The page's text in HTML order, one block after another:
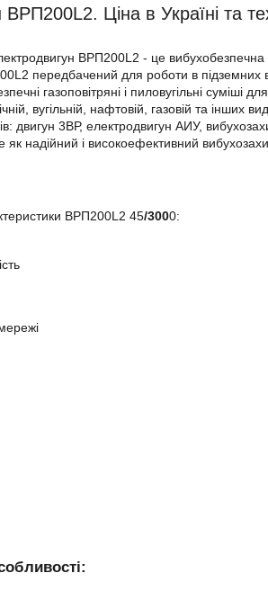
Ціна в Україні та
ВРП200L2 - це
передбачений для роботи в підземних
газоповітряні і пиловугільні
вугільній, нафтовій, газовій та
двигун 3ВР, електродвигун АИУ,
як надійний і високоефективний
ВРП200L2 45/3000: